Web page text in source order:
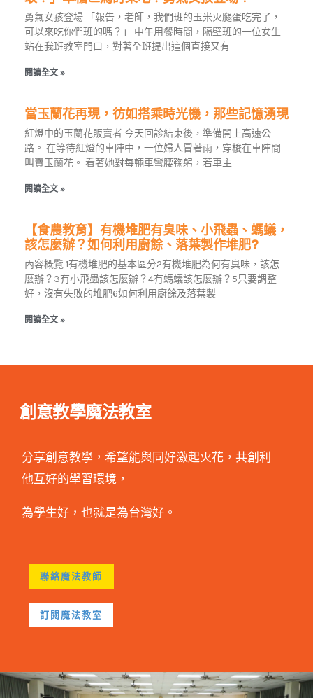
勇氣女孩登場 「報告，老師，我們班的玉米火腿蛋吃完了，
可以來吃你們班的嗎？」 中午用餐時間，隔壁班的一位女生
站在我班教室門口，對著全班提出這個直接又有
閱讀全文 »
當玉蘭花再現，彷如搭乘時光機，那些記憶湧現
紅燈中的玉蘭花販賣者 今天回診結束後，準備開上高速公
路。 在等待紅燈的車陣中，一位婦人冒著雨，穿梭在車陣間
叫賣玉蘭花。 看著她對每輛車彎腰鞠躬，若車主
閱讀全文 »
【食農教育】有機堆肥有臭味、小飛蟲、螞蟻，
該怎麼辦？如何利用廚餘、落葉製作堆肥?
內容概覽 1有機堆肥的基本區分2有機堆肥為何有臭味，該怎
麼辦？3有小飛蟲該怎麼辦？4有螞蟻該怎麼辦？5只要調整
好，沒有失敗的堆肥6如何利用廚餘及落葉製
閱讀全文 »
創意教學魔法教室
分享創意教學，希望能與同好激起火花，共創利
他互好的學習環境，
為學生好，也就是為台灣好。
聯絡魔法教師
訂閱魔法教室